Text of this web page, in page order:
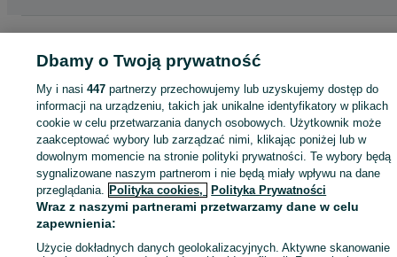
Małopolskie
Osobowe - Libiąż
KATEGORIA
899071302 Wyświetlenia:
Zadzwoń / SMS Wyślij wiadomość
Dbamy o Twoją prywatność
My i nasi447 partnerzy przechowujemy lub uzyskujemy dostęp do
informacji na urządzeniu, takich jak unikalne identyfikatory w plikach
cookie w celu przetwarzania danych osobowych. Użytkownik może
zaakceptować wybory lub zarządzać nimi, klikając poniżej lub w
dowolnym momencie na stronie polityki prywatności. Te wybory będą
sygnalizowane naszym partnerom i nie będą miały wpływu na dane
przeglądania. Polityka cookies, Polityka Prywatności
Wraz z naszymi partnerami przetwarzamy dane w celu
zapewnienia:
Użycie dokładnych danych geolokalizacyjnych. Aktywne skanowanie